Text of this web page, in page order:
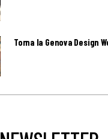
Torna la Genova Design